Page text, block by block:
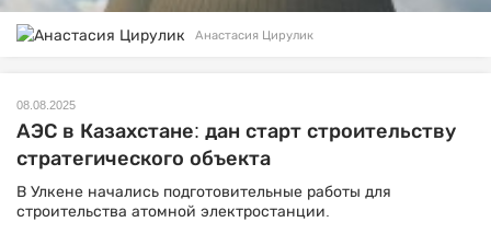
Анастасия Цирулик
08.08.2025
АЭС в Казахстане: дан старт строительству
стратегического объекта
В Улкене начались подготовительные работы для
строительства атомной электростанции.